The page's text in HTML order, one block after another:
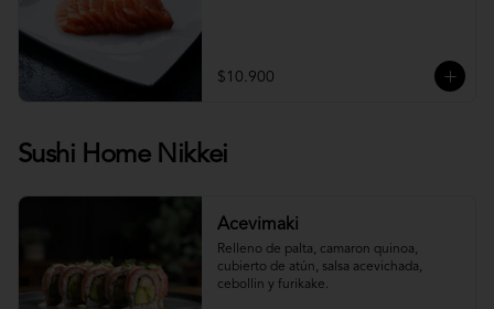
$10.900
Sushi Home Nikkei
Acevimaki
Relleno de palta, camaron quinoa,
cubierto de atún, salsa acevichada,
cebollin y furikake.